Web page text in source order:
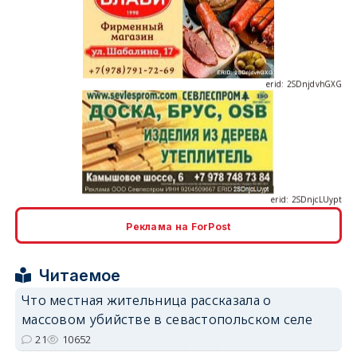
erid: 2SDnjdvhGXG
Реклама на ForPost
Читаемое
Что местная жительница рассказала о
массовом убийстве в севастопольском селе
21 10652